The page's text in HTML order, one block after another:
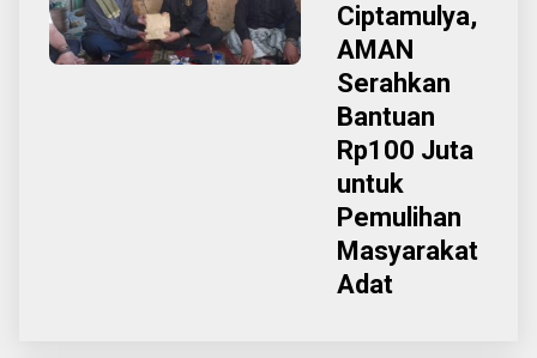
Ciptamulya,
AMAN
Serahkan
Bantuan
Rp100 Juta
untuk
Pemulihan
Masyarakat
Adat